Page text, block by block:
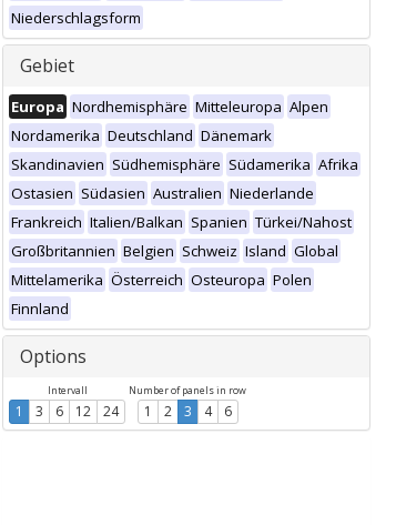
Niederschlagsform
Gebiet
Europa Nordhemisphäre Mitteleuropa Alpen
Nordamerika Deutschland Dänemark
Skandinavien Südhemisphäre Südamerika Afrika
Ostasien Südasien Australien Niederlande
Frankreich Italien/Balkan Spanien Türkei/Nahost
Großbritannien Belgien Schweiz Island Global
Mittelamerika Österreich Osteuropa Polen
Finnland
Options
Intervall
1 3 6 12 24
Number of panels in row
1 2 3 4 6